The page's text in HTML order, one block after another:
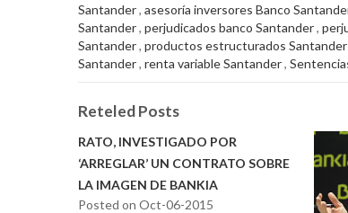
Santander, asesoría inversores Banco
Santander, perjudicados banco Santander,
Santander, productos estructurados Santander
Santander, renta variable Santander,
Reteled Posts
RATO, INVESTIGADO POR
‘ARREGLAR’ UN CONTRATO SOBRE
LA IMAGEN DE BANKIA
Posted on Oct-06-2015